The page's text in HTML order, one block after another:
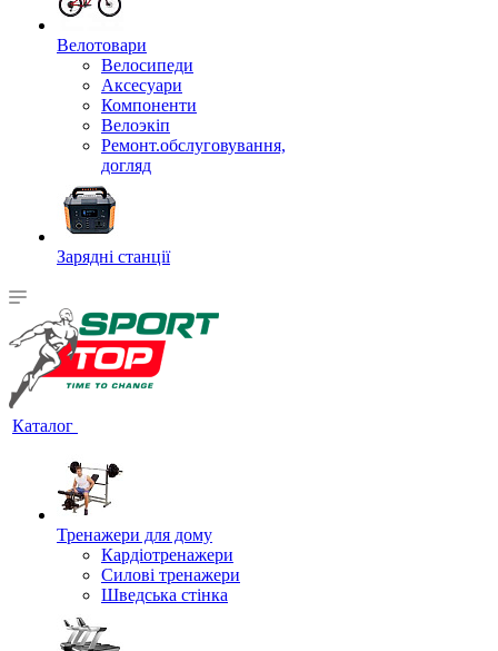
Велотовари
Велосипеди
Аксесуари
Компоненти
Велоэкіп
Ремонт.обслуговування,
догляд
Зарядні станції
Каталог
Тренажери для дому
Кардіотренажери
Силові тренажери
Шведська стінка